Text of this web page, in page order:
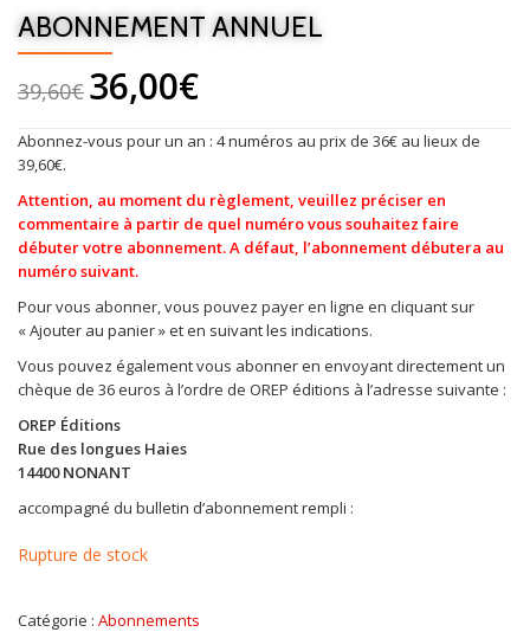
ABONNEMENT ANNUEL
39,60€ 36,00€
Abonnez-vous pour un an : 4 numéros au prix de 36€ au lieux de
39,60€.
Attention, au moment du règlement, veuillez préciser en
commentaire à partir de quel numéro vous souhaitez faire
débuter votre abonnement. A défaut, l’abonnement débutera au
numéro suivant.
Pour vous abonner, vous pouvez payer en ligne en cliquant sur
« Ajouter au panier » et en suivant les indications.
Vous pouvez également vous abonner en envoyant directement un
chèque de 36 euros à l’ordre de OREP éditions à l’adresse suivante :
OREP Éditions
Rue des longues Haies
14400 NONANT
accompagné du bulletin d’abonnement rempli :
Rupture de stock
Catégorie : Abonnements